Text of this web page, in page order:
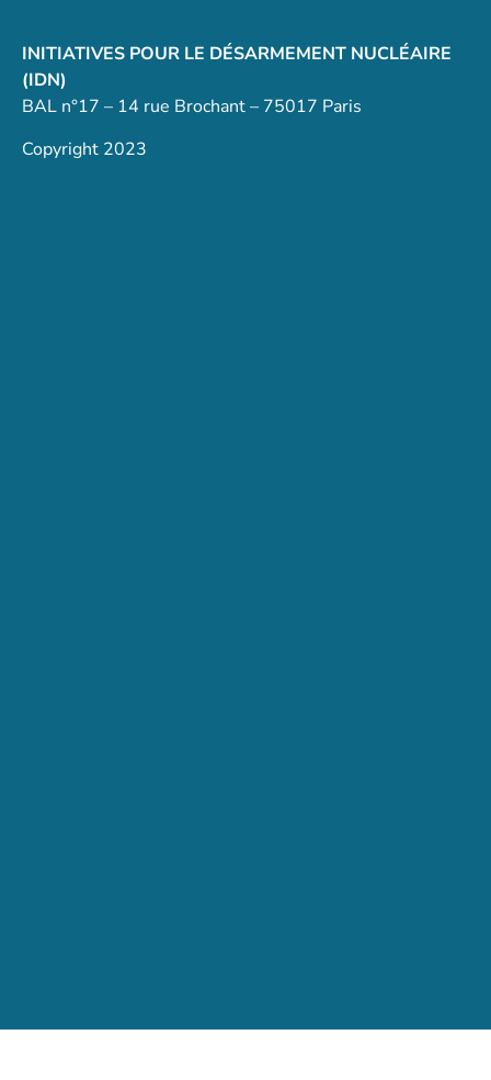
INITIATIVES POUR LE DÉSARMEMENT NUCLÉAIRE
(IDN)
BAL n°17 – 14 rue Brochant – 75017 Paris
Copyright 2023